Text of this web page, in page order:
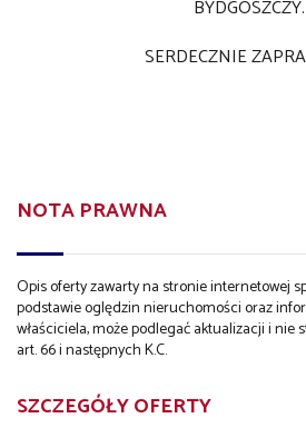
BYDGOSZCZY.
SERDECZNIE
NOTA PRAWNA
Opis oferty zawarty na stronie internetowej
podstawie oględzin nieruchomości oraz
właściciela, może podlegać aktualizacji i nie
art. 66 i następnych K.C.
SZCZEGÓŁY OFERTY